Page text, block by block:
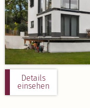
Details
einsehen